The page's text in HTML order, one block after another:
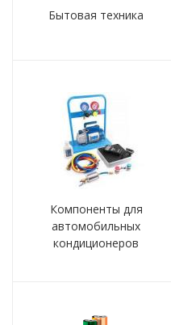
Бытовая техника
Компоненты для
автомобильных
кондиционеров